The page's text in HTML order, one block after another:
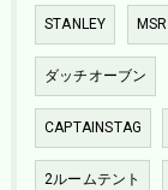
STANLEY MSR
ダッチオーブン
CAPTAINSTAG
2ルームテント